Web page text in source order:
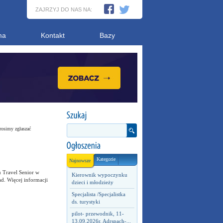
ZAJRZYJ DO NAS NA:
Kontakt Bazy
Najnowsze Kategorie
Kierownik wypoczynku
dzieci i młodzieży
Specjalista /Specjalistka
ds. turystyki
pilot- przewodnik, 11-
13.09.2026r. Adrspach-...
zgłaszać
Travel Senior w
Więcej informacji